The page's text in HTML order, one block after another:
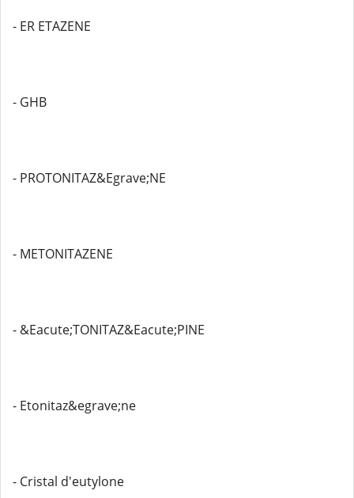
- ER ETAZENE
- GHB
- PROTONITAZ&Egrave;NE
- METONITAZENE
- &Eacute;TONITAZ&Eacute;PINE
- Etonitaz&egrave;ne
- Cristal d'eutylone